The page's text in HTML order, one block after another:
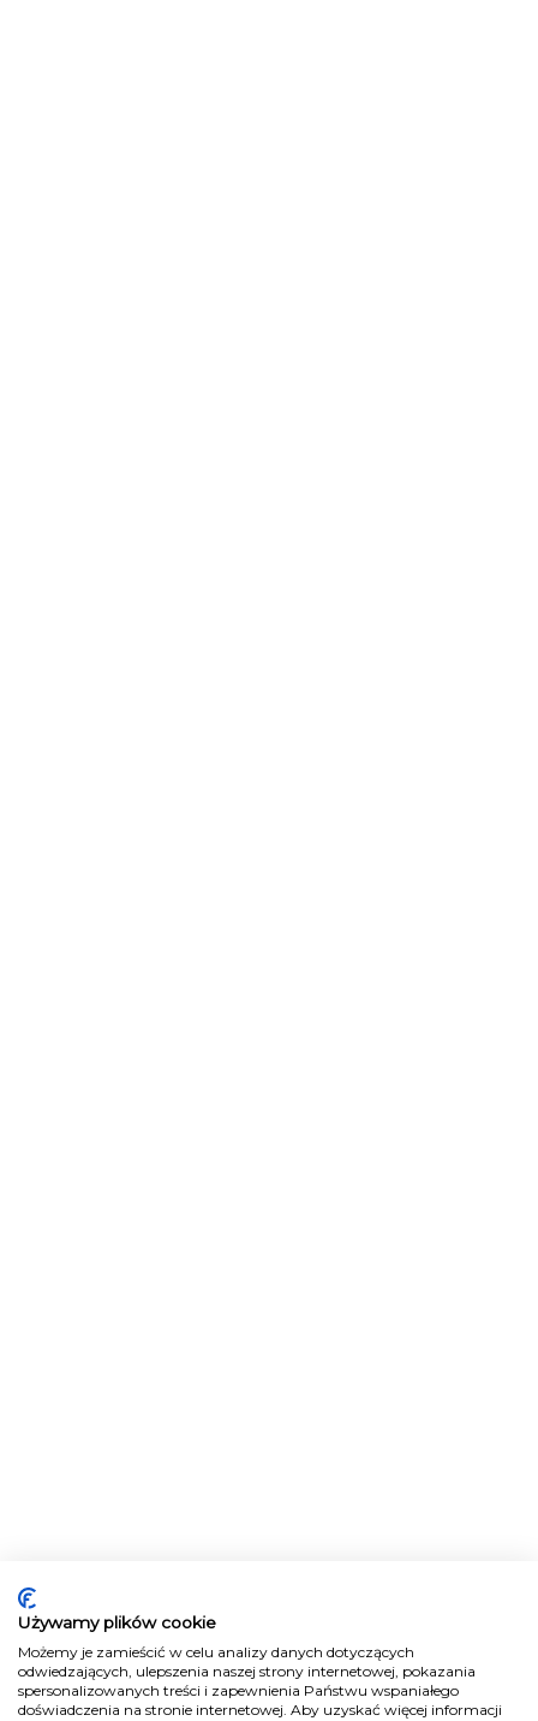
Używamy plików cookie
Możemy je zamieścić w celu analizy danych dotyczących
odwiedzających, ulepszenia naszej strony internetowej, pokazania
spersonalizowanych treści i zapewnienia Państwu wspaniałego
doświadczenia na stronie internetowej. Aby uzyskać więcej informacji